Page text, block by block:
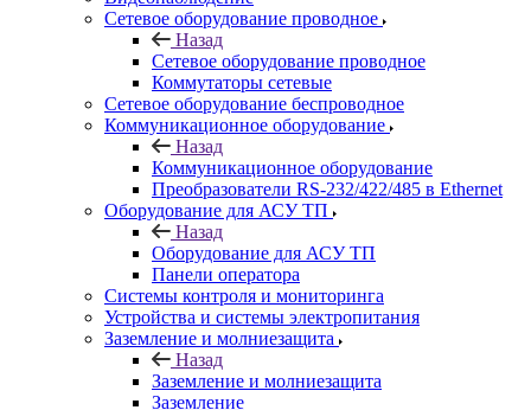
Сетевое оборудование проводное
Назад
Сетевое оборудование проводное
Коммутаторы сетевые
Сетевое оборудование беспроводное
Коммуникационное оборудование
Назад
Коммуникационное оборудование
Преобразователи RS-232/422/485 в Ethernet
Оборудование для АСУ ТП
Назад
Оборудование для АСУ ТП
Панели оператора
Системы контроля и мониторинга
Устройства и системы электропитания
Заземление и молниезащита
Назад
Заземление и молниезащита
Заземление